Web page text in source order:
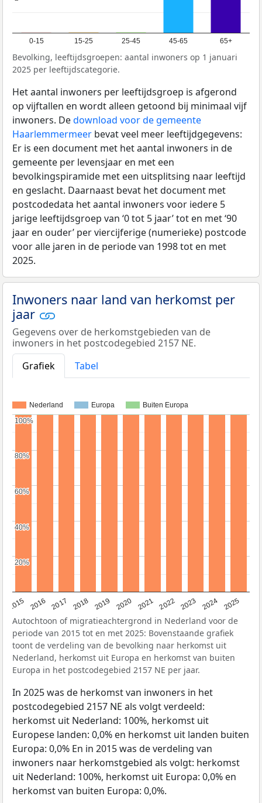
0-15 15-25 25-45 45-65 65+
Bevolking, leeftijdsgroepen: aantal inwoners op 1 januari
2025 per leeftijdscategorie.
Het aantal inwoners per leeftijdsgroep is afgerond
op vijftallen en wordt alleen getoond bij minimaal vijf
inwoners. Dedownload voor de gemeente
Haarlemmermeer bevat veel meer leeftijdgegevens:
Er is een document met het aantal inwoners in de
gemeente per levensjaar en met een
bevolkingspiramide met een uitsplitsing naar leeftijd
en geslacht. Daarnaast bevat het document met
postcodedata het aantal inwoners voor iedere 5
jarige leeftijdsgroep van ‘0 tot 5 jaar’ tot en met ‘90
jaar en ouder’ per viercijferige (numerieke) postcode
voor alle jaren in de periode van 1998 tot en met
2025.
Inwoners naar land van herkomst per
jaar
Gegevens over de herkomstgebieden van de
inwoners in het postcodegebied 2157 NE.
Grafiek
Tabel
Nederland Europa Buiten Europa
2015 2016 2017 2018 2019 2020 2021 2022 2023 2024 2025
20%
20%
40%
40%
60%
60%
80%
80%
100%
100%
Autochtoon of migratieachtergrond in Nederland voor de
periode van 2015 tot en met 2025: Bovenstaande grafiek
toont de verdeling van de bevolking naar herkomst uit
Nederland, herkomst uit Europa en herkomst van buiten
Europa in het postcodegebied 2157 NE per jaar.
In 2025 was de herkomst van inwoners in het
postcodegebied 2157 NE als volgt verdeeld:
herkomst uit Nederland: 100%, herkomst uit
Europese landen: 0,0% en herkomst uit landen buiten
Europa: 0,0% En in 2015 was de verdeling van
inwoners naar herkomstgebied als volgt: herkomst
uit Nederland: 100%, herkomst uit Europa: 0,0% en
herkomst van buiten Europa: 0,0%.